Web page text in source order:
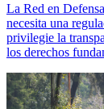
La Red en
necesita una
privilegie la
los derechos